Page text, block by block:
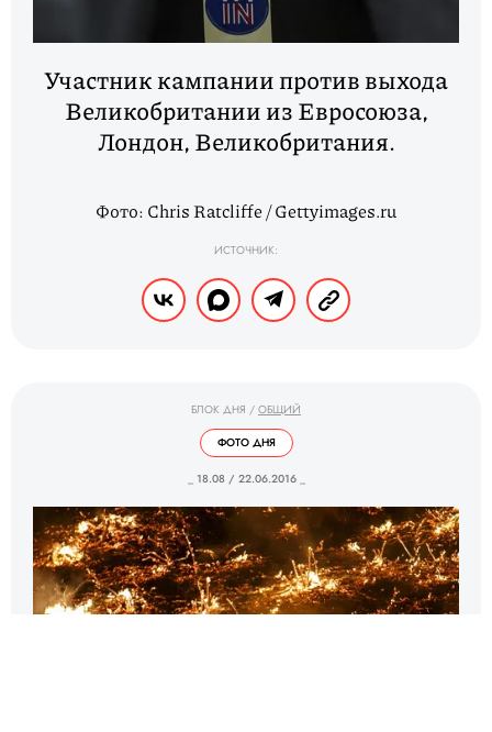
Участник кампании против выхода
Великобритании из Евросоюза,
Лондон, Великобритания.
Фото: Chris Ratcliffe / Gettyimages.ru
ИСТОЧНИК:
БЛОК ДНЯ / ОБЩИЙ
ФОТО ДНЯ
_ 18.08 / 22.06.2016 _